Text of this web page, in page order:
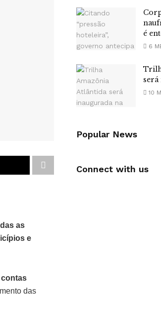
as
e
contas
das
é
6
será
10
Popular News
Connect with us